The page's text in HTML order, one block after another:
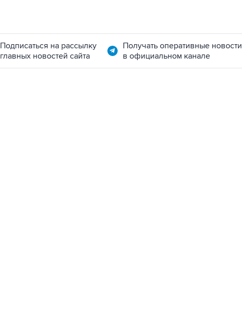
Подписаться на рассылку
главных новостей сайта
Получать оперативные новости
в официальном канале